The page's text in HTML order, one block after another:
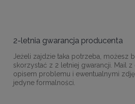
2-letnia gwarancja producenta
Jeżeli zajdzie taka potrzeba, możesz
skorzystać z 2 letniej gwarancji. Mail z
opisem problemu i ewentualnymi
jedyne formalności.